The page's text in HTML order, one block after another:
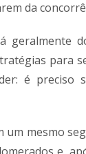
da
geralmente
para
é preciso
um mesmo